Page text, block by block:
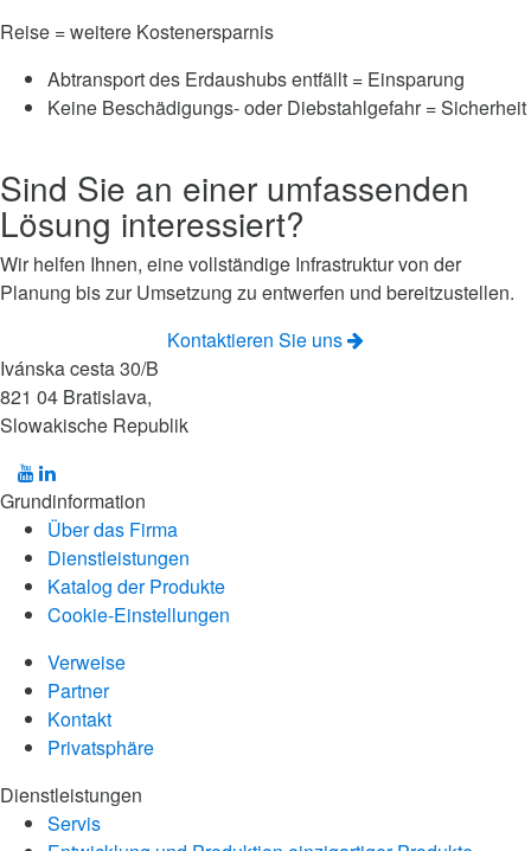
Reise = weitere Kostenersparnis
Abtransport des Erdaushubs entfällt = Einsparung
Keine Beschädigungs- oder Diebstahlgefahr = Sicherheit
Sind Sie an einer umfassenden
Lösung interessiert?
Wir helfen Ihnen, eine vollständige Infrastruktur von der
Planung bis zur Umsetzung zu entwerfen und bereitzustellen.
Kontaktieren Sie uns
Ivánska cesta 30/B
821 04 Bratislava,
Slowakische Republik
Grundinformation
Über das Firma
Dienstleistungen
Katalog der Produkte
Cookie-Einstellungen
Verweise
Partner
Kontakt
Privatsphäre
Dienstleistungen
Servis